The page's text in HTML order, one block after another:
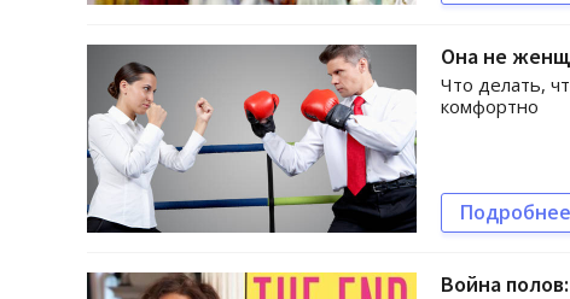
Она не
Что делать,
комфортно
Подробнее
Война